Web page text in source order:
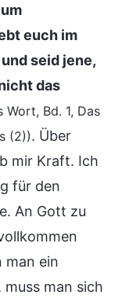
euch im
seid jene,
das
Wort, Bd. 1, Das
(2)). Über
mir Kraft. Ich
für den
An Gott zu
man ein
man sich